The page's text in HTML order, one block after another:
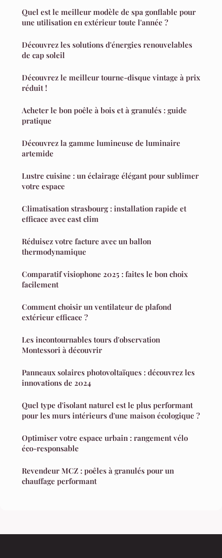
Quel est le meilleur modèle de spa gonflable pour
une utilisation en extérieur toute l'année ?
Découvrez les solutions d'énergies renouvelables
de cap soleil
Découvrez le meilleur tourne-disque vintage à prix
réduit !
Acheter le bon poêle à bois et à granulés : guide
pratique
Découvrez la gamme lumineuse de luminaire
artemide
Lustre cuisine : un éclairage élégant pour sublimer
votre espace
Climatisation strasbourg : installation rapide et
efficace avec east clim
Réduisez votre facture avec un ballon
thermodynamique
Comparatif visiophone 2025 : faites le bon choix
facilement
Comment choisir un ventilateur de plafond
extérieur efficace ?
Les incontournables tours d'observation
Montessori à découvrir
Panneaux solaires photovoltaïques : découvrez les
innovations de 2024
Quel type d'isolant naturel est le plus performant
pour les murs intérieurs d'une maison écologique ?
Optimiser votre espace urbain : rangement vélo
éco-responsable
Revendeur MCZ : poêles à granulés pour un
chauffage performant